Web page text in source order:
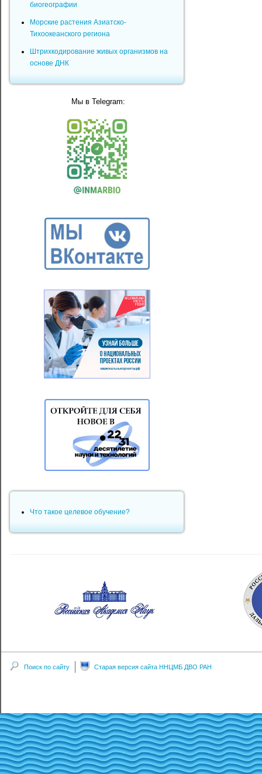
биогеографии
Морские растения Азиатско-
Тихоокеанского региона
Штрихкодирование живых организмов на
основе ДНК
Мы в Telegram:
Что такое целевое обучение?
Поиск по сайту Старая версия сайта ННЦМБ ДВО РАН